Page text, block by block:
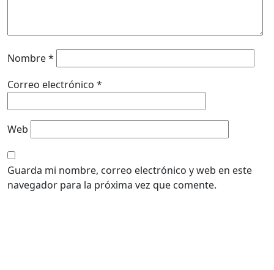
Nombre*
Correo electrónico *
Web
Guarda mi nombre, correo electrónico y web en este
navegador para la próxima vez que comente.